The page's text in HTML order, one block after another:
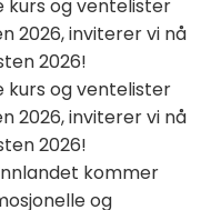
kurs og ventelister
2026, inviterer vi nå
2026!
kurs og ventelister
2026, inviterer vi nå
2026!
kommer
og